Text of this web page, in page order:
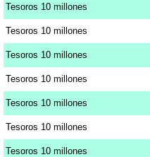
Tesoros 10 millones
Tesoros 10 millones
Tesoros 10 millones
Tesoros 10 millones
Tesoros 10 millones
Tesoros 10 millones
Tesoros 10 millones